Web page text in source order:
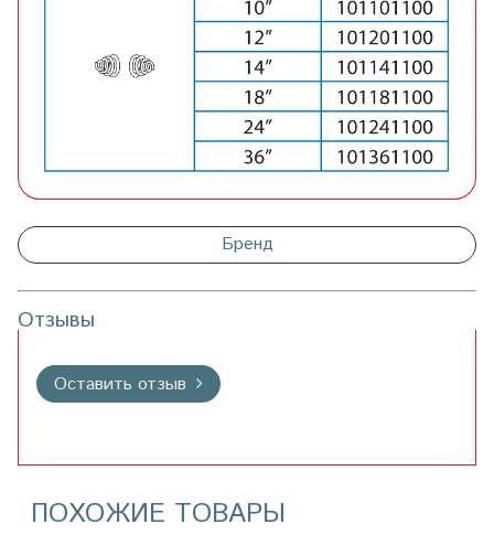
Бренд
Отзывы
Оставить отзыв
ПОХОЖИЕ ТОВАРЫ